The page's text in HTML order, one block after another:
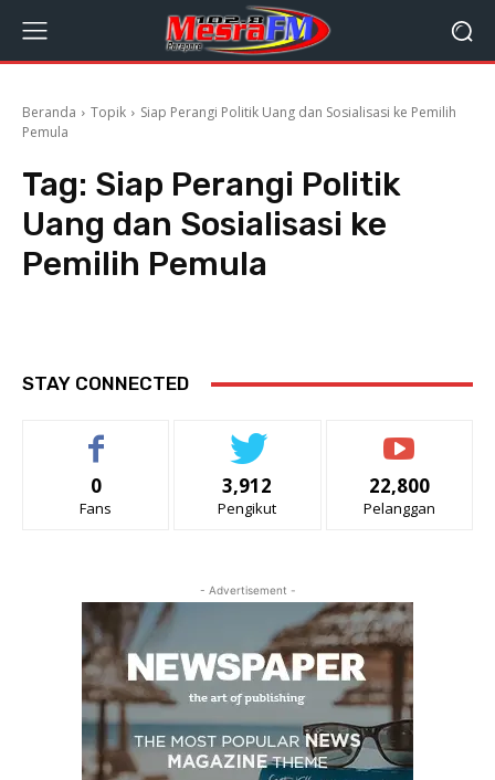
Beranda Topik
Siap Perangi Politik Uang dan Sosialisasi ke Pemilih
Pemula
Tag: Siap Perangi Politik
Uang dan Sosialisasi ke
Pemilih Pemula
STAY CONNECTED
0
Fans
3,912
Pengikut
22,800
Pelanggan
- Advertisement -